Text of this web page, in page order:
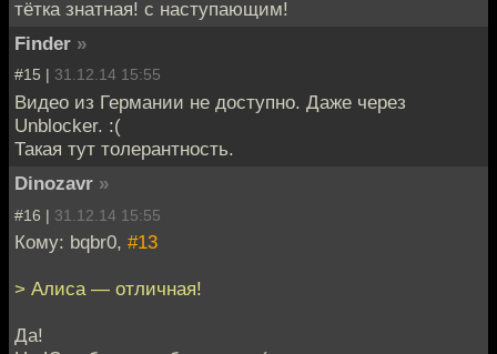
тётка знатная! с наступающим!
Finder »
#15 | 31.12.14 15:55
Видео из Германии не доступно. Даже через
Unblocker. :(
Такая тут толерантность.
Dinozavr »
#16 | 31.12.14 15:55
Кому: bqbr0, #13
> Алиса — отличная!
Да!